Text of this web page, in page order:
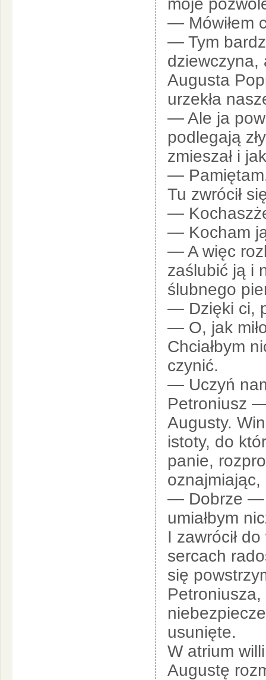
— Mówiłem
— Tym
dziewczyna,
Augusta
urzekła
— Ale ja
podlegają
zmieszał i
—
Tu zwrócił
—
— Kocham
— A więc
zaślubić ją i
ślubnego
— Dzięki ci,
— O, jak
Chciałbym
czynić.
— Uczyń
Petroniusz
Augusty.
istoty, do
panie,
oznajmiając,
— Dobrze —
umiałbym
I zawrócił
sercach
się
usunięte.
W atrium
Augustę